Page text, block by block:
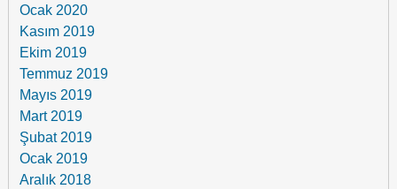
Ocak 2020
Kasım 2019
Ekim 2019
Temmuz 2019
Mayıs 2019
Mart 2019
Şubat 2019
Ocak 2019
Aralık 2018